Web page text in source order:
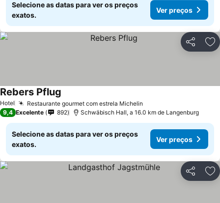
Selecione as datas para ver os preços
exatos.
Ver preços
Partilhar
Hotel Restaurante gourmet com estrela Michelin
Rebers Pflug
9,4 Excelente 892 Schwäbisch Hall, a 16.0 km de Langenburg
Selecione as datas para ver os preços
exatos.
Ver preços
Partilhar